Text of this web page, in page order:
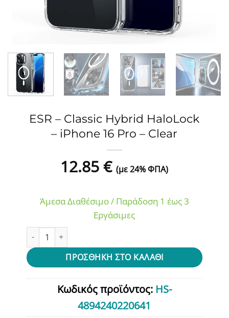
ESR – Classic Hybrid HaloLock
– iPhone 16 Pro – Clear
12.85€ (με 24% ΦΠΑ)
Άμεσα Διαθέσιμο / Παράδοση 1 έως 3
Εργάσιμες
ESR - Classic Hybrid HaloLock - iPhone 16 Pro - Clear
ΠΡΟΣΘΉΚΗ ΣΤΟ ΚΑΛΆΘΙ
Κωδικός προϊόντος: HS-
4894240220641